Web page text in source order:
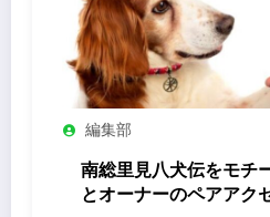
編集部
南総里見八犬伝をモチ
とオーナーのペアアク